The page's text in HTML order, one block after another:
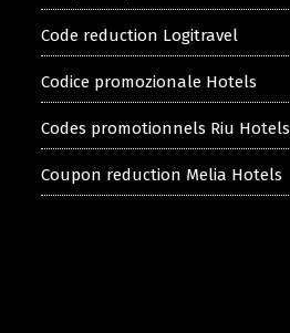
Code reduction Logitravel
Codice promozionale Hotels
Codes promotionnels Riu Hotels
Coupon reduction Melia Hotels